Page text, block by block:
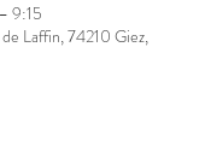
9:15
Laffin, 74210 Giez,